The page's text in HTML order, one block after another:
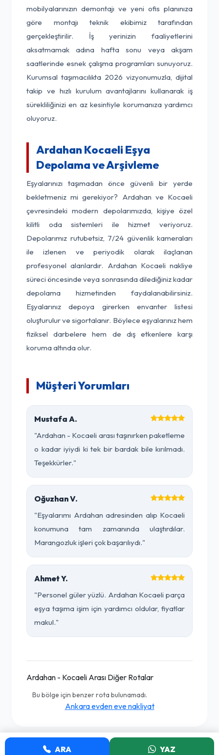
mobilyalarınızın demontajı ve yeni ofis planınıza
göre montajı teknik ekibimiz tarafından
gerçekleştirilir. İş yerinizin faaliyetlerini
aksatmamak adına hafta sonu veya akşam
saatlerinde esnek çalışma programları sunuyoruz.
Kurumsal taşımacılıkta 2026 vizyonumuzla, dijital
takip ve hızlı kurulum avantajlarını kullanarak iş
sürekliliğinizi en az kesintiyle korumanıza yardımcı
oluyoruz.
Ardahan Kocaeli Eşya
Depolama ve Arşivleme
Eşyalarınızı taşımadan önce güvenli bir yerde
bekletmeniz mi gerekiyor? Ardahan ve Kocaeli
çevresindeki modern depolarımızda, kişiye özel
kilitli oda sistemleri ile hizmet veriyoruz.
Depolarımız rutubetsiz, 7/24 güvenlik kameraları
ile izlenen ve periyodik olarak ilaçlanan
profesyonel alanlardır. Ardahan Kocaeli nakliye
süreci öncesinde veya sonrasında dilediğiniz kadar
depolama hizmetinden faydalanabilirsiniz.
Eşyalarınız depoya girerken envanter listesi
oluşturulur ve sigortalanır. Böylece eşyalarınız hem
fiziksel darbelere hem de dış etkenlere karşı
koruma altında olur.
Müşteri Yorumları
Mustafa A.
"Ardahan - Kocaeli arası taşınırken paketleme
o kadar iyiydi ki tek bir bardak bile kırılmadı.
Teşekkürler."
Oğuzhan V.
"Eşyalarımı Ardahan adresinden alıp Kocaeli
konumuna tam zamanında ulaştırdılar.
Marangozluk işleri çok başarılıydı."
Ahmet Y.
"Personel güler yüzlü. Ardahan Kocaeli parça
eşya taşıma işim için yardımcı oldular, fiyatlar
makul."
Ardahan - Kocaeli Arası Diğer Rotalar
Bu bölge için benzer rota bulunamadı.
Ankara evden eve nakliyat
ARA YAZ